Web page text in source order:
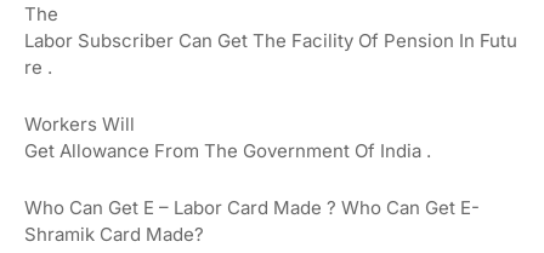
The
Labor Subscriber Can Get The Facility Of Pension In Futu
Re .
Workers Will
Get Allowance From The Government Of India .
Who Can Get E – Labor Card Made ? Who Can Get E-
Shramik Card Made?